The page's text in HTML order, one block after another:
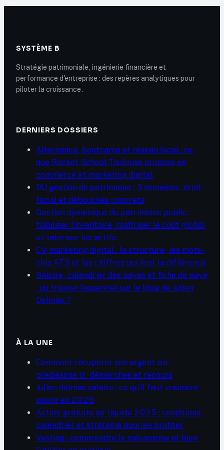
000 €
SYSTÈME B
Stratégie patrimoniale, ingénierie financière et
performance d'entreprise : des repères analytiques pour
piloter la croissance.
DERNIERS DOSSIERS
Alternance, bootcamp et réseau local : ce
que Rocket School Toulouse propose en
commerce et marketing digital
DU gestion de patrimoine : 3 semaines, droit
fiscal et débouchés concrets
Gestion dynamique du patrimoine public :
fiabiliser l’inventaire, maîtriser le coût global
et valoriser les actifs
CV marketing digital : la structure, les mots-
clés ATS et les chiffres qui font la différence
Salaire, calendrier des payes et fiche de paye
: où trouver l’essentiel sur le blog de Julien
Delmas ?
À LA UNE
Comment récupérer son argent sur
predissime 9 : démarches et recours
Julien delmas salaire : ce qu’il faut vraiment
savoir en 2026
Action gratuite air liquide 2025 : conditions,
calendrier et stratégie pour en profiter
Vesting : comprendre le mécanisme et bien